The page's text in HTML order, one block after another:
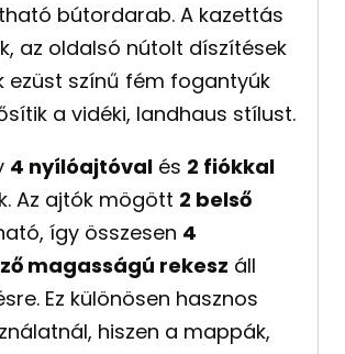
bútordarab. A kazettás
az oldalsó nútolt díszítések
ezüst színű fém fogantyúk
a vidéki, landhaus stílust.
4 nyílóajtóval és 2 fiókkal
Az ajtók mögött 2 belső
így összesen 4
magasságú rekesz áll
Ez különösen hasznos
hiszen a mappák,